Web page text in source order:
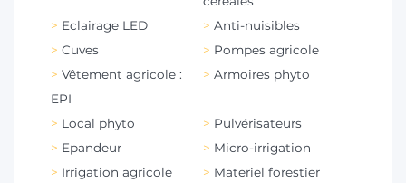
Eclairage LED
Anti-nuisibles
Cuves
Pompes agricole
Vêtement agricole :
EPI
Armoires phyto
Local phyto
Pulvérisateurs
Epandeur
Micro-irrigation
Irrigation agricole
Materiel forestier